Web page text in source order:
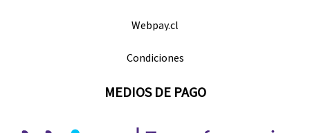
Webpay.cl
Condiciones
MEDIOS DE PAGO